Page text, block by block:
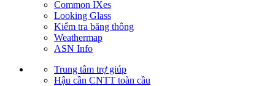
Common IXes
Looking Glass
Kiểm tra băng thông
Weathermap
ASN Info
Trung tâm trợ giúp
Hậu cần CNTT toàn cầu